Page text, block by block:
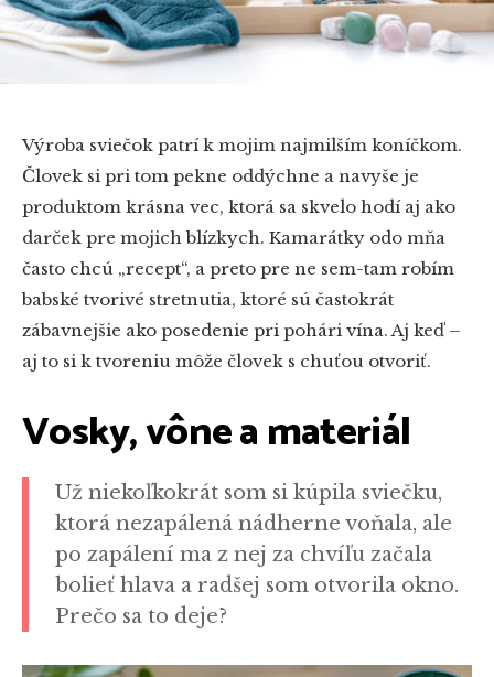
Výroba sviečok patrí k mojim najmilším koníčkom.
Človek si pri tom pekne oddýchne a navyše je
produktom krásna vec, ktorá sa skvelo hodí aj ako
darček pre mojich blízkych. Kamarátky odo mňa
často chcú „recept“, a preto pre ne sem-tam robím
babské tvorivé stretnutia, ktoré sú častokrát
zábavnejšie ako posedenie pri pohári vína. Aj keď –
aj to si k tvoreniu môže človek s chuťou otvoriť.
Vosky, vône a materiál
Už niekoľkokrát som si kúpila sviečku,
ktorá nezapálená nádherne voňala, ale
po zapálení ma z nej za chvíľu začala
bolieť hlava a radšej som otvorila okno.
Prečo sa to deje?